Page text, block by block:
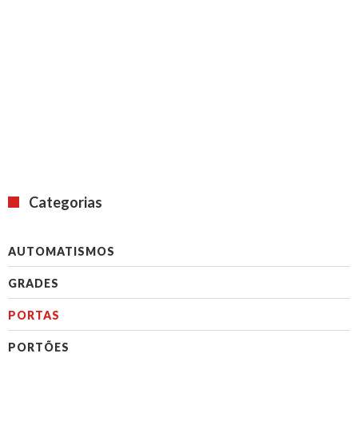
Categorias
AUTOMATISMOS
GRADES
PORTAS
PORTÕES